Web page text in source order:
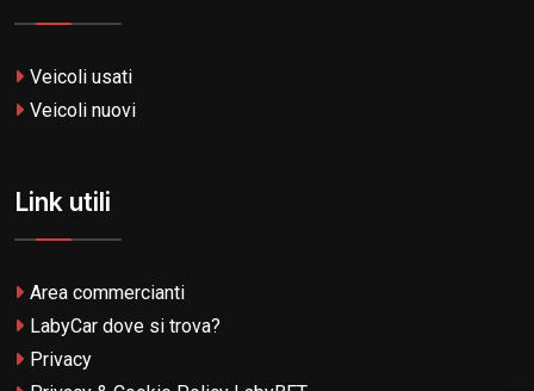
Veicoli usati
Veicoli nuovi
Link utili
Area commercianti
LabyCar dove si trova?
Privacy